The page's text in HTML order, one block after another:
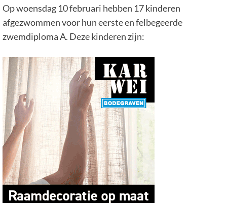
Op woensdag 10 februari hebben 17 kinderen
afgezwommen voor hun eerste en felbegeerde
zwemdiploma A. Deze kinderen zijn: